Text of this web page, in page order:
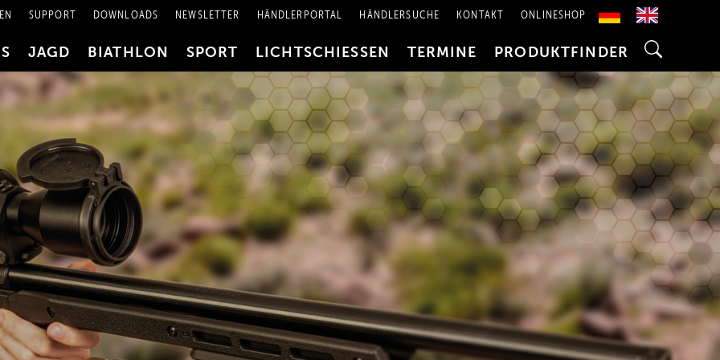
SUPPORT DOWNLOADS NEWSLETTER HÄNDLERPORTAL HÄNDLERSUCHE KONTAKT ONLINESHOP
JAGD BIATHLON SPORT LICHTSCHIESSEN TERMINE PRODUKTFINDER